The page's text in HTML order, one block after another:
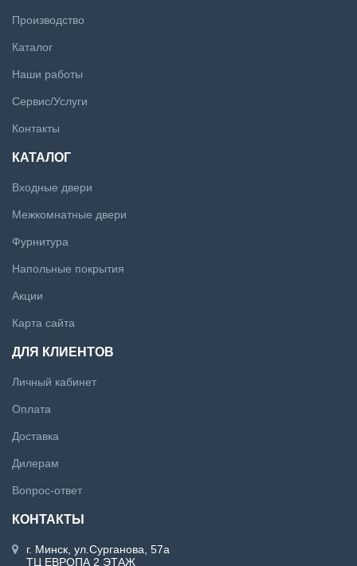
Производство
Каталог
Наши работы
Сервис/Услуги
Контакты
КАТАЛОГ
Входные двери
Межкомнатные двери
Фурнитура
Напольные покрытия
Акции
Карта сайта
ДЛЯ КЛИЕНТОВ
Личный кабинет
Оплата
Доставка
Дилерам
Вопрос-ответ
КОНТАКТЫ
г. Минск, ул.Сурганова, 57а
ТЦ ЕВРОПА 2 ЭТАЖ